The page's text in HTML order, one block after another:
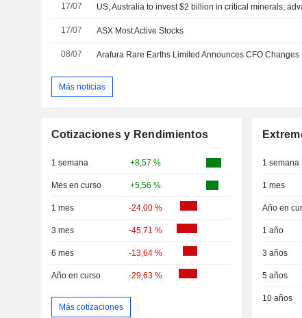
17/07
17/07 ASX Most Active Stocks
08/07 Arafura Rare Earths Limited Announces CFO Changes
Más noticias
Cotizaciones y Rendimientos
1 semana +8,57 %
Mes en curso +5,56 %
1 mes -24,00 %
3 mes -45,71 %
6 mes -13,64 %
Año en curso -29,63 %
Más cotizaciones
1 semana
1 mes
Año en
1 año
3 años
5 años
10 años